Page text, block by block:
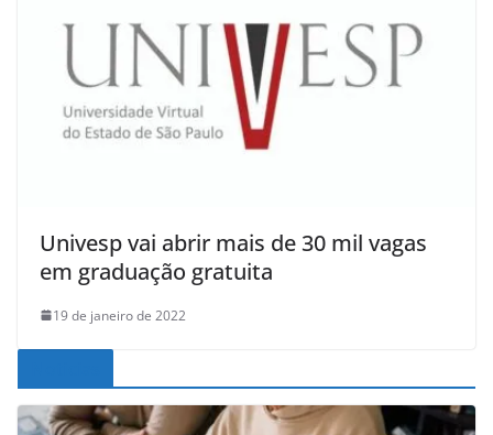
Univesp vai abrir mais de 30 mil vagas
em graduação gratuita
19 de janeiro de 2022